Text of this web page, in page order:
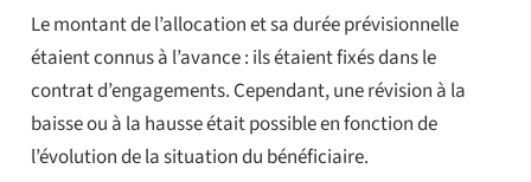
Le montant de l’allocation et sa durée prévisionnelle
étaient connus à l’avance : ils étaient fixés dans le
contrat d’engagements. Cependant, une révision à la
baisse ou à la hausse était possible en fonction de
l’évolution de la situation du bénéficiaire.